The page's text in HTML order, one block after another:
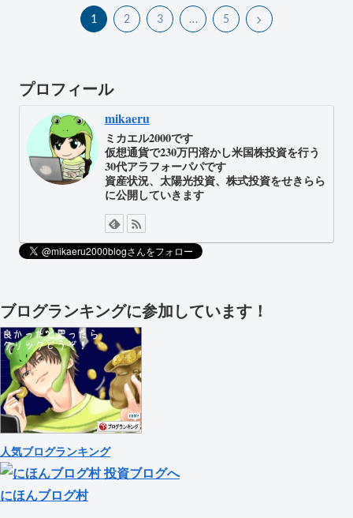
1 2 3 … 5
プロフィール
mikaeru
ミカエル2000です
仮想通貨で230万円溶かし米国株投資を行う
30代アラフォーパパです
資産状況、太陽光投資、株式投資をせきらら
に公開していきます
ブログランキングに参加しています！
人気ブログランキング
にほんブログ村